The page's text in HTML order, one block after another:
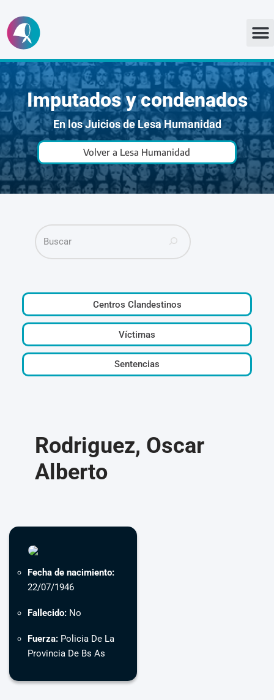
Ir
al
contenido
Imputados y condenados
En los Juicios de Lesa Humanidad
Volver a Lesa Humanidad
Centros Clandestinos
Víctimas
Sentencias
Rodriguez, Oscar
Alberto
Fecha de nacimiento:
22/07/1946
Fallecido: No
Fuerza: Policia De La
Provincia De Bs As